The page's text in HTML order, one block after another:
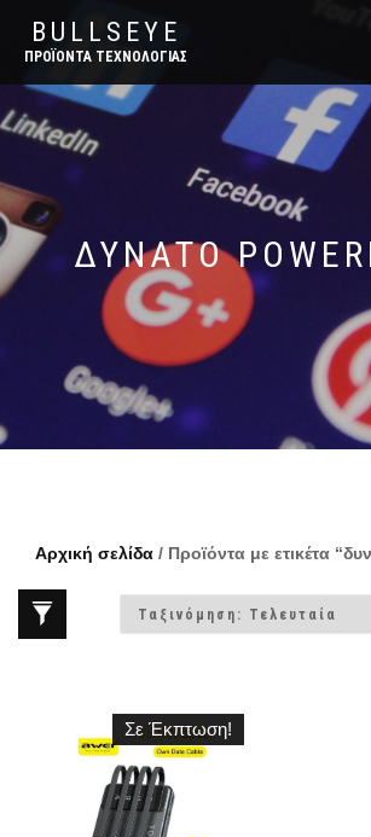
BULLSEYE
ΠΡΟΪΌΝΤΑ ΤΕΧΝΟΛΟΓΊΑΣ
ΔΥΝΑΤΌ
Αρχική σελίδα / Προϊόντα με ετικέτα
Σε Έκπτωση!